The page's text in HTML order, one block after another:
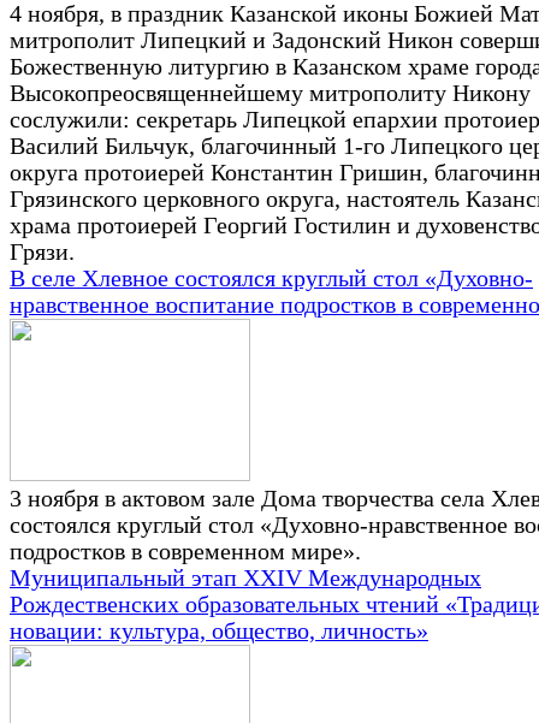
4 ноября, в праздник Казанской иконы Божией
митрополит Липецкий и Задонский Никон
Божественную литургию в Казанском храме
Высокопреосвященнейшему митрополиту Никону
сослужили: секретарь Липецкой епархии
Василий Бильчук, благочинный 1-го Липецкого
округа протоиерей Константин Гришин,
Грязинского церковного округа, настоятель
храма протоиерей Георгий Гостилин и
Грязи.
В селе Хлевное состоялся круглый стол «Духовно-
нравственное воспитание подростков в
3 ноября в актовом зале Дома творчества села
состоялся круглый стол «Духовно-нравственное
подростков в современном мире».
Муниципальный этап XXIV Международных
Рождественских образовательных чтений
новации: культура, общество, личность»